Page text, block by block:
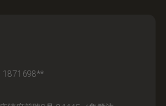
1871698**